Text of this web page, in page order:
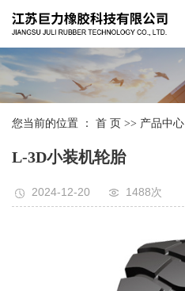
您当前的位置 ： 首 页 >> 产品中心
L-3D小装机轮胎
2024-12-20 1488次